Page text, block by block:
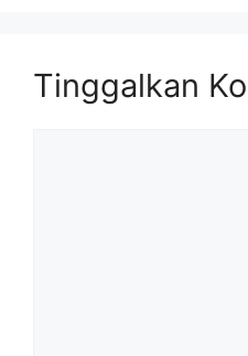
Tinggalkan